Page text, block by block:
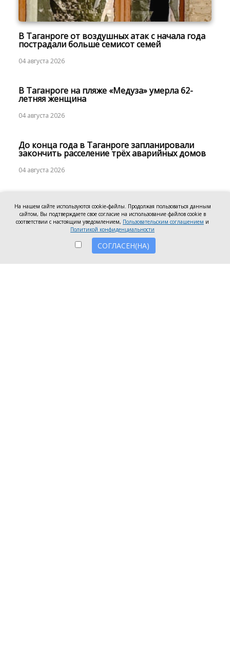
В Таганроге от воздушных атак с начала года
пострадали больше семисот семей
04 августа 2026
В Таганроге на пляже «Медуза» умерла 62-
летняя женщина
На нашем сайте используются cookie-файлы. Продолжая пользоваться данным
сайтом, Вы подтверждаете свое согласие на использование файлов cookie в
соответствии с настоящим уведомлением, Пользовательским соглашением и
Политикой конфиденциальности
СОГЛАСЕН(НА)